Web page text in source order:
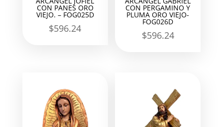
CON PANES ORO
VIEJO. – FOG025D
$596.24
CON PERGAMINO Y
PLUMA ORO VIEJO-
FOG026D
$596.24